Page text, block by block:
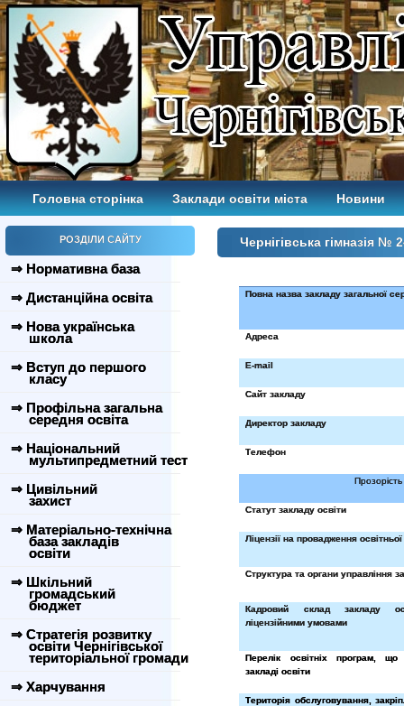
Головна сторінка Заклади освіти міста Новини
РОЗДІЛИ САЙТУ
⇒ Нормативна база
⇒ Дистанційна освіта
⇒ Нова українська
школа
⇒ Вступ до першого
класу
⇒ Профільна загальна
середня освіта
⇒ Національний
мультипредметний тест
⇒ Цивільний
захист
⇒ Матеріально-технічна
база закладів
освіти
⇒ Шкільний
громадський
бюджет
⇒ Стратегія розвитку
освіти Чернігівської
територіальної громади
⇒ Харчування
Чернігівська гімназія №
Повна назва закладу загальної
Адреса
E-mail
Сайт закладу
Директор закладу
Телефон
Прозорість
Статут закладу освіти
Ліцензії на провадження освітньої
Структура та органи управління
Кадровий склад закладу
ліцензійними умовами
Перелік освітніх програм,
закладі освіти
Територія обслуговування,